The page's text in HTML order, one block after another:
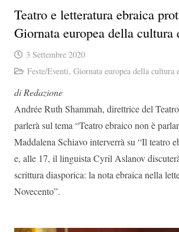
Teatro e letteratura ebraica
Giornata europea della cultura
3 Settembre 2020
Feste/Eventi, Giornata europea della cultura
di Redazione
Andrée Ruth Shammah, direttrice del
parlerà sul tema “Teatro ebraico non è
Maddalena Schiavo interverrà su “Il teatro
e, alle 17, il linguista Cyril Aslanov
scrittura diasporica: la nota ebraica nella
Novecento”.